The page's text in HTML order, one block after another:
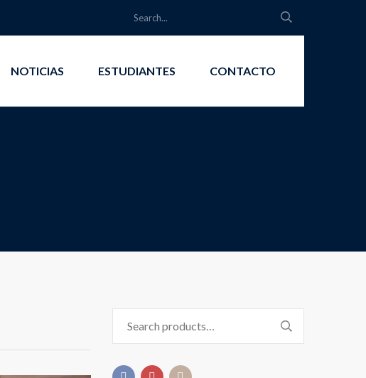
NOTICIAS ESTUDIANTES CONTACTO
for: